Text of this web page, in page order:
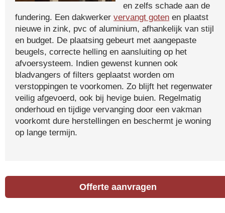
en zelfs schade aan de
fundering. Een dakwerker vervangt goten en plaatst
nieuwe in zink, pvc of aluminium, afhankelijk van stijl
en budget. De plaatsing gebeurt met aangepaste
beugels, correcte helling en aansluiting op het
afvoersysteem. Indien gewenst kunnen ook
bladvangers of filters geplaatst worden om
verstoppingen te voorkomen. Zo blijft het regenwater
veilig afgevoerd, ook bij hevige buien. Regelmatig
onderhoud en tijdige vervanging door een vakman
voorkomt dure herstellingen en beschermt je woning
op lange termijn.
Offerte aanvragen